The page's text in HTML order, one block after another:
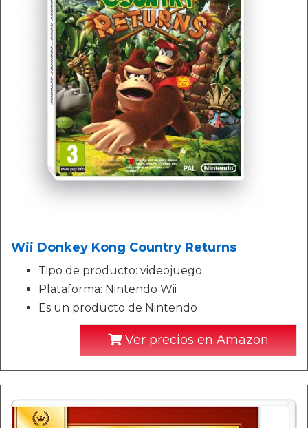
Wii Donkey Kong Country Returns
Tipo de producto: videojuego
Plataforma: Nintendo Wii
Es un producto de Nintendo
Ver precios en Amazon